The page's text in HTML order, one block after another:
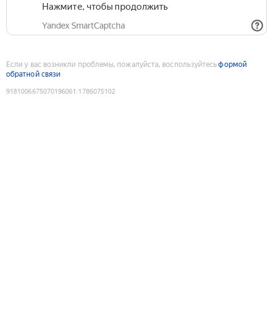
Нажмите, чтобы продолжить
Yandex SmartCaptcha
Если у вас возникли проблемы, пожалуйста, воспользуйтесьформой
обратной связи
9181006675070196061 :1786075102